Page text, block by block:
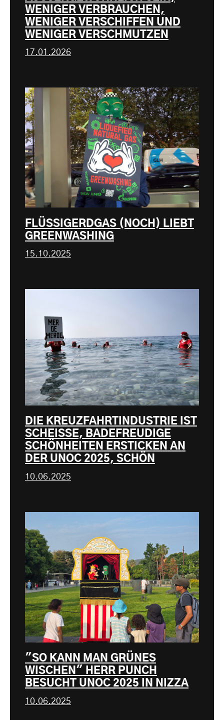
WENIGER VERBRAUCHEN,
WENIGER VERSCHIFFEN UND
WENIGER VERSCHMUTZEN
17.01.2026
FLÜSSIGERDGAS (NOCH) LIEBT
GREENWASHING
15.10.2025
DIE KREUZFAHRTINDUSTRIE IST
SCHEISSE, BADEFREUDIGE
SCHÖNHEITEN ERSTICKEN AN
DER UNOC 2025, SCHÖN
10.06.2025
"SO KANN MAN GRÜNES
WISCHEN" HERR PUNCH
BESUCHT UNOC 2025 IN NIZZA
10.06.2025